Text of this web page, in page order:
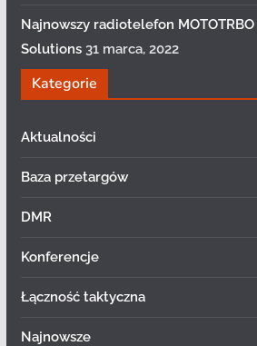
Najnowszy radiotelefon
Solutions 31 marca, 2022
Kategorie
Aktualności
Baza przetargów
DMR
Konferencje
Łączność taktyczna
Najnowsze